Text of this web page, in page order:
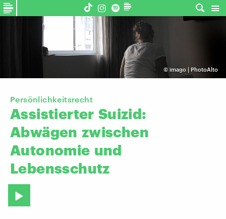
© imago | PhotoAlto
Persönlichkeitsrecht
Assistierter Suizid:
Abwägen zwischen
Autonomie und
Lebensschutz